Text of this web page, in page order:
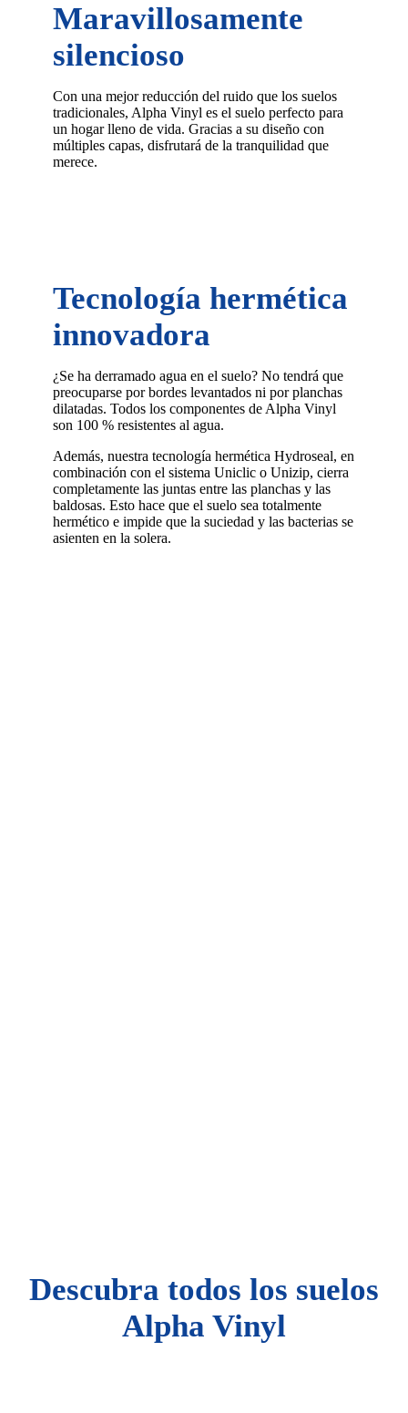
Maravillosamente
silencioso
Con una mejor reducción del ruido que los suelos
tradicionales, Alpha Vinyl es el suelo perfecto para
un hogar lleno de vida. Gracias a su diseño con
múltiples capas, disfrutará de la tranquilidad que
merece.
Tecnología hermética
innovadora
¿Se ha derramado agua en el suelo? No tendrá que
preocuparse por bordes levantados ni por planchas
dilatadas. Todos los componentes de Alpha Vinyl
son 100 % resistentes al agua.
Además, nuestra tecnología hermética Hydroseal, en
combinación con el sistema Uniclic o Unizip, cierra
completamente las juntas entre las planchas y las
baldosas. Esto hace que el suelo sea totalmente
hermético e impide que la suciedad y las bacterias se
asienten en la solera.
Descubra todos los suelos
Alpha Vinyl